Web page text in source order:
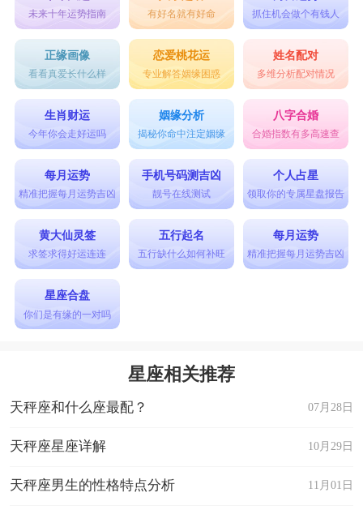
未来十年运势指南 有好名就有好命 抓住机会做个有钱人
正缘画像
看看真爱长什么样
恋爱桃花运
专业解答姻缘困惑
姓名配对
多维分析配对情况
生肖财运
今年你会走好运吗
姻缘分析
揭秘你命中注定姻缘
八字合婚
合婚指数有多高速查
每月运势
精准把握每月运势吉凶
手机号码测吉凶
靓号在线测试
个人占星
领取你的专属星盘报告
黄大仙灵签
求签求得好运连连
五行起名
五行缺什么如何补旺
每月运势
精准把握每月运势吉凶
星座合盘
你们是有缘的一对吗
星座相关推荐
07月28日
天秤座和什么座最配？
10月29日
天秤座星座详解
11月01日
天秤座男生的性格特点分析